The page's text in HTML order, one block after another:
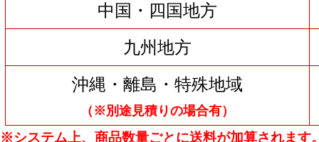
中国・四国地方
九州地方
沖縄・離島・特殊地域
（※別途見積りの場合有）
※システム上、商品数量ごとに送料が加算されます